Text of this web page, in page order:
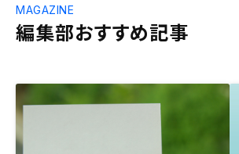
編集部おすすめ記事
MAGAZINE